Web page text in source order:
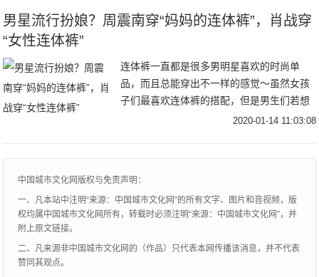
男星流行扮娘？周震南穿“妈妈的连体裤”，肖战穿
“女性连体裤”
连体裤一直都是很多男明星喜欢的时尚单
品，而且总能穿出不一样的感觉～虽然女孩
子们最喜欢连体裤的搭配，但是男生们若想
成为时尚的弄潮儿，连体裤必不可少哦～如
2020-01-14 11:03:08
中国城市文化网版权与免责声明：
一、凡本站中注明“来源：中国城市文化网”的所有文字、图片和音视频，版
权均属中国城市文化网所有，转载时必须注明“来源：中国城市文化网”，并
附上原文链接。
二、凡来源非中国城市文化网的（作品）只代表本网传播该消息，并不代表
赞同其观点。